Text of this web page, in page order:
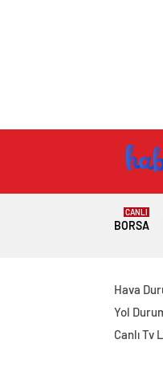
BORSA
CANLI
Hava
Yol
Canlı Tv